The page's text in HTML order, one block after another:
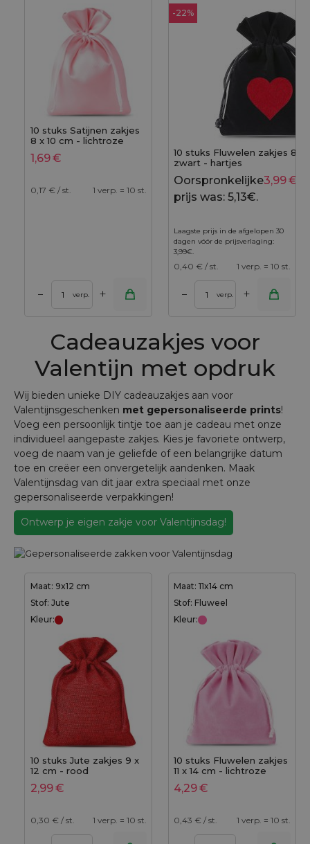
10 stuks Satijnen zakjes
8 x 10 cm - lichtroze
1,69€
0,17 € / st. 1 verp. = 10 st.
– verp. +
-22%
10 stuks Fluwelen zakjes 8 x
zwart - hartjes
Oorspronkelijke
prijs was: 5,13€.
3,99€
Laagste prijs in de afgelopen 30
dagen vóór de prijsverlaging:
3,99€.
0,40 € / st. 1 verp. = 10 st.
– verp. +
Cadeauzakjes voor
Valentijn met opdruk
Wij bieden unieke DIY cadeauzakjes aan voor
Valentijnsgeschenken met gepersonaliseerde prints!
Voeg een persoonlijk tintje toe aan je cadeau met onze
individueel aangepaste zakjes. Kies je favoriete ontwerp,
voeg de naam van je geliefde of een belangrijke datum
toe en creëer een onvergetelijk aandenken. Maak
Valentijnsdag van dit jaar extra speciaal met onze
gepersonaliseerde verpakkingen!
Ontwerp je eigen zakje voor Valentijnsdag!
Maat: 9x12 cm
Stof: Jute
Kleur:
10 stuks Jute zakjes 9 x
12 cm - rood
2,99€
0,30 € / st. 1 verp. = 10 st.
Maat: 11x14 cm
Stof: Fluweel
Kleur:
10 stuks Fluwelen zakjes
11 x 14 cm - lichtroze
4,29€
0,43 € / st. 1 verp. = 10 st.